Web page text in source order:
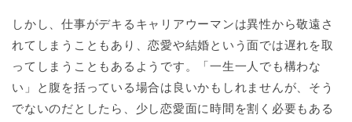
しかし、仕事がデキるキャリアウーマンは異性から敬遠さ
れてしまうこともあり、恋愛や結婚という面では遅れを取
ってしまうこともあるようです。「一生一人でも構わな
い」と腹を括っている場合は良いかもしれませんが、そう
でないのだとしたら、少し恋愛面に時間を割く必要もある